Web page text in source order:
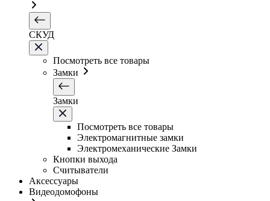
СКУД
Посмотреть все товары
Замки
Замки
Посмотреть все товары
Электромагнитные замки
Электромеханические Замки
Кнопки выхода
Считыватели
Аксессуары
Видеодомофоны